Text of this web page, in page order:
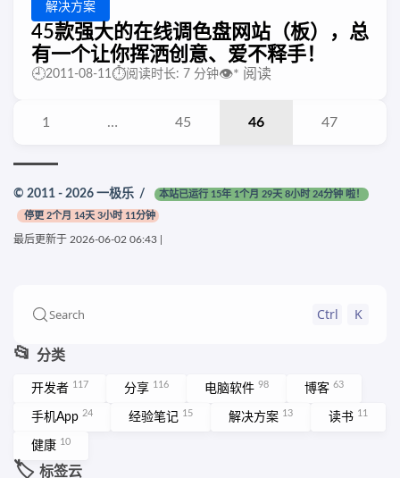
Search Ctrl K
📂 分类
开发者 117 分享 116 电脑软件 98 博客 63
手机App 24 经验笔记 15 解决方案 13 读书 11
健康 10
🏷️ 标签云
解决方案
45款强大的在线调色盘网站（板），总
有一个让你挥洒创意、爱不释手！
🕘2011-08-11⏱️阅读时长: 7 分钟👁️* 阅读
1 … 45 46 47
© 2011 - 2026 一极乐 / 本站已运行 15年 1个月 29天 8小时 24分钟 啦！
停更 2个月 14天 3小时 11分钟
最后更新于 2026-06-02 06:43